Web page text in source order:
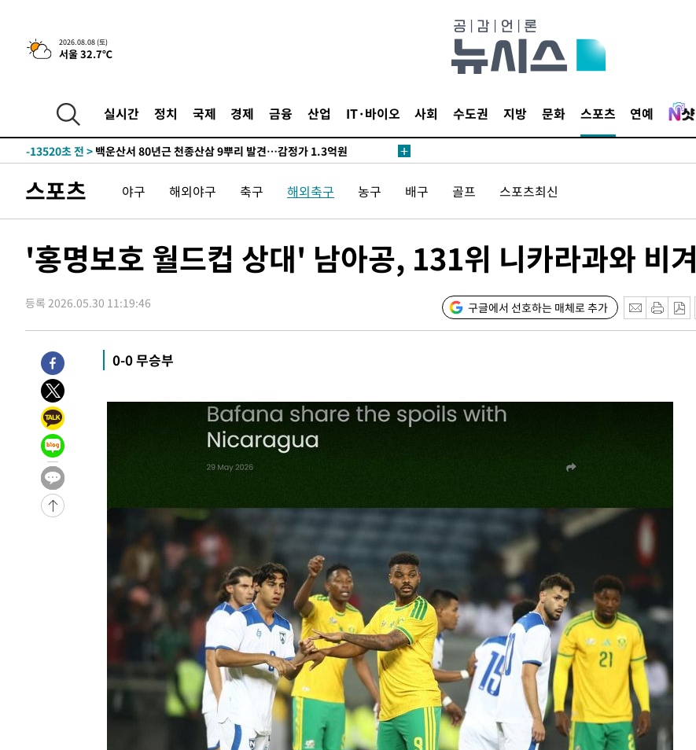
2026.08.08 (토)
서울 32.7℃
실시간 정치 국제 경제 금융 산업 IT·바이오 사회 수도권 지방 문화 스포츠 연예
-25447초 전 >낮 최고 35도 '무더위'…동해안 시간당 30㎜ '강한 비'[내일날씨]
-24717초 전 >[속보]이강인 "감독님이 원하는 마음 느꼈고, 많은 트로피 원해 아
-23468초 전 >
온열질환 사망자 3명 늘어…누적 환자 3000명 돌파
-17413초 전 >
-13520초 전 > 백운산서 80년근 천종산삼 9뿌리 발견…감정가 1.3억원
-8764초 전 > 남자 농구, 나고야 아시안게임서 '홈팀' 일본과 한일전
-8140초 전 >여수 오동도 해상서 모터보트 전복…1명 사망·1명 실종
주 날씨]
-1385초 전 > 축구협회 "압수수색·성접대 논란 사과…쇄신의 기회로 삼겠다"
3시간 전 >'최고 37도' 폭염 지속…강원동해안 최대 150㎜ 비
5시간 전 >[속보]뉴욕증시 상승 마감…S&P 0.6% 나스닥 1.3%↑
-32225초 전 >
[속보]與 대표 경선 제주·인천 당원투표…金 47.75%·鄭
42.08%·宋 10.17%
-31759초 전 >
이강인 "아틀레티코 이적 기뻐…등번호 7번 의미보단 팀 위해 뛸
것"
-31694초 전 >
-25468초 전 >
낮 최고 35도 '무더위'…동해안 시간당 30㎜ '강한 비'[내일날씨]
-24738초 전 >
[속보]이강인 "감독님이 원하는 마음 느꼈고, 많은 트로피 원해 아
틀레티코 이적"
-24520초 전 >
수도권 40도 육박 '펄펄'…동해안 일부 지역엔 호의주의보
-23489초 전 >
-17434초 전 >
백운산서 80년근 천종산삼 9뿌리 발견…감정가 1.3억원
선재도서 해루질 나섰다 실종 60대, 닷새 만에 숨진 채 발견
남자 농구, 나고야 아시안게임서 '홈팀' 일본과 한일전
여수 오동도 해상서 모터보트 전복…1명 사망·1명 실종
극한폭염 한풀 꺾이지만…'낮 최고 35도' 무더위, 열대야 계속[다음
축구협회 "압수수색·성접대 논란 사과…쇄신의 기회로 삼겠다"
[속보]'압수수색·성접대 논란' 축구협회 "실망과 걱정 안겨드려 죄송"
'최고 37도' 폭염 지속…강원동해안 최대 150㎜ 비
[속보]뉴욕증시 상승 마감…S&P 0.6% 나스닥 1.3%↑
스포츠 야구 해외야구 축구 해외축구 농구 배구 골프 스포츠최신
'홍명보호 월드컵 상대' 남아공, 131위 니카라과와 비겨
등록 2026.05.30 11:19:46 구글에서 선호하는 매체로 추가
0-0 무승부